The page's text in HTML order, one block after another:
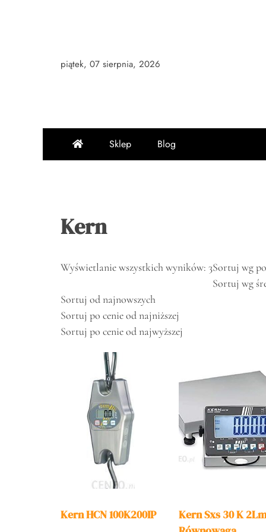
piątek, 07 sierpnia, 2026
Sklep Blog
Kern
Wyświetlanie wszystkich wyników: 3Sortuj wg
Sortuj wg
Sortuj od najnowszych
Sortuj po cenie od najniższej
Sortuj po cenie od najwyższej
Kern HCN 100K200IP
Kern Sxs 30 K